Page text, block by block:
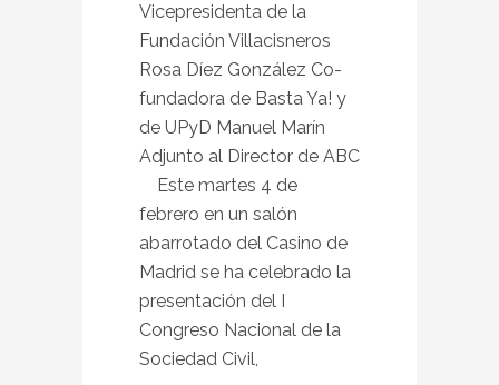
Vicepresidenta de la
Fundación Villacisneros
Rosa Díez González Co-
fundadora de Basta Ya! y
de UPyD Manuel Marín
Adjunto al Director de ABC
Este martes 4 de
febrero en un salón
abarrotado del Casino de
Madrid se ha celebrado la
presentación del I
Congreso Nacional de la
Sociedad Civil,